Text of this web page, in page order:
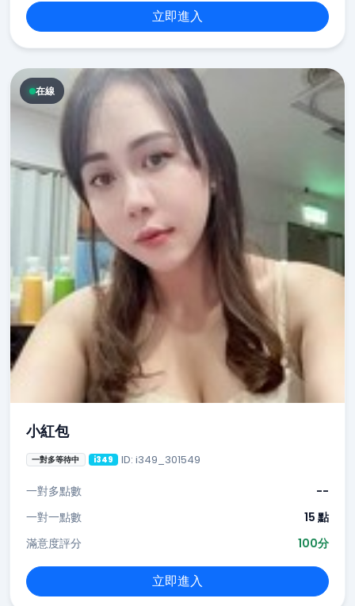
立即進入
在線
小紅包
一對多等待中 i349 ID: i349_301549
一對多點數
--
一對一點數
15 點
滿意度評分
100分
立即進入